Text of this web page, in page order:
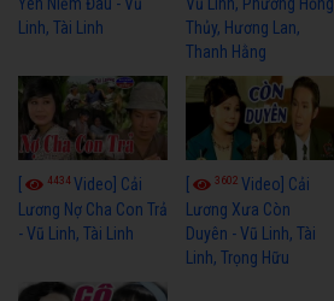
Yên Niềm Đau - Vũ
Linh, Tài Linh
Vũ Linh, Phương Hồng
Thủy, Hương Lan,
Thanh Hằng
4434Video] Cải
Lương Nợ Cha Con Trả
- Vũ Linh, Tài Linh
3602Video] Cải
Lương Xưa Còn
Duyên - Vũ Linh, Tài
Linh, Trọng Hữu